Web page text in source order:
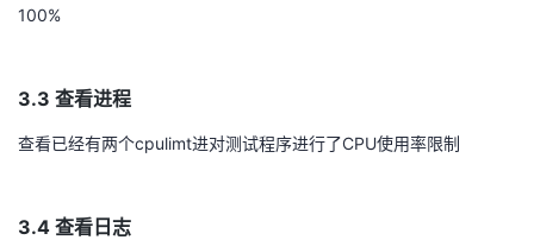
100%
3.3 查看进程
查看已经有两个cpulimt进对测试程序进行了CPU使用率限制
3.4 查看日志